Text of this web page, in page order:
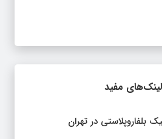
لینک‌های مفید
بلفاروپلاستی در تهران